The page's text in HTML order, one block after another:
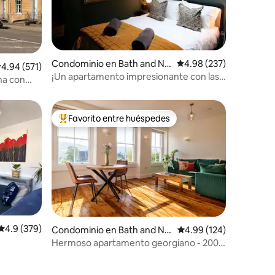
promedio: 4.94 de 5; 571 evaluaciones
4.94 (571)
con
Condominio en Bath and No
rth East Somerset
Calificación promedio:
4.98 (237)
¡Un apartamento impresionante con las
promedio: 4.9 de 5; 379 evaluaciones
4.9 (379)
De los mejores en Favorito entre huéspedes
Favorito entre huéspedes
Condominio en Bath and No
rth East Somerset
Calificación promedio:
4.99 (124)
Hermoso apartamento georgiano - 200